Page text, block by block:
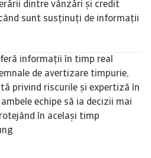
dintre vânzări și credit
sunt susținuți de informații
informații în timp real
de avertizare timpurie,
privind riscurile și expertiză în
echipe să ia decizii mai
în același timp